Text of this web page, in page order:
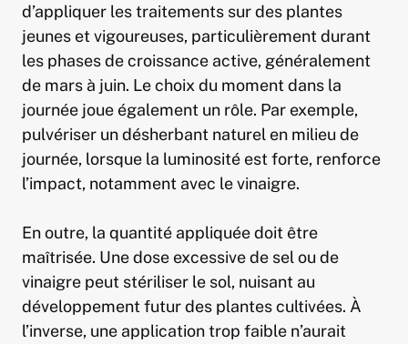
d’appliquer les traitements sur des plantes
jeunes et vigoureuses, particulièrement durant
les phases de croissance active, généralement
de mars à juin. Le choix du moment dans la
journée joue également un rôle. Par exemple,
pulvériser un désherbant naturel en milieu de
journée, lorsque la luminosité est forte, renforce
l’impact, notamment avec le vinaigre.
En outre, la quantité appliquée doit être
maîtrisée. Une dose excessive de sel ou de
vinaigre peut stériliser le sol, nuisant au
développement futur des plantes cultivées. À
l’inverse, une application trop faible n’aurait